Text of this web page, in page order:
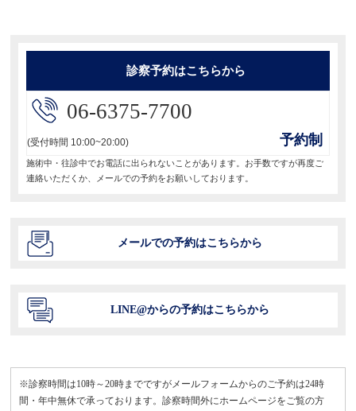
診察予約はこちらから
06-6375-7700
(受付時間 10:00~20:00) 予約制
施術中・往診中でお電話に出られないことがあります。お手数ですが再度ご
連絡いただくか、メールでの予約をお願いしております。
メールでの予約はこちらから
LINE@からの予約はこちらから
※診察時間は10時～20時までですがメールフォームからのご予約は24時
間・年中無休で承っております。診察時間外にホームページをご覧の方